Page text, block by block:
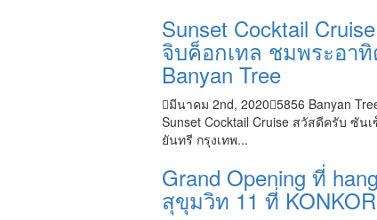
Sunset Cocktail
จิบค็อกเทล ชมพระอา
Banyan Tree
มีนาคม 2nd, 2020 5856 Banyan
Sunset Cocktail Cruise สวัสดีครับ ซัน
ยันทรี กรุงเทพ...
Grand Opening ที่
สุขุมวิท 11 ที่